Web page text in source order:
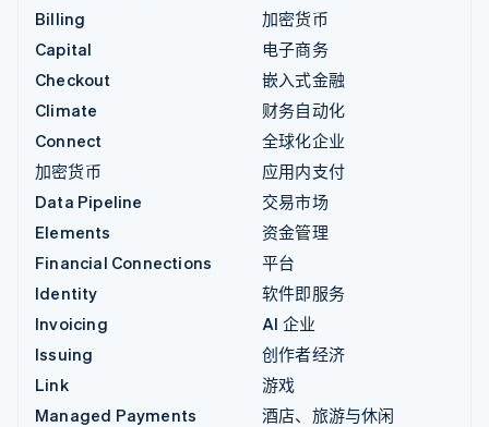
Billing
Capital
Checkout
Climate
Connect
加密货币
Data Pipeline
Elements
Financial Connections
Identity
Invoicing
Issuing
Link
Managed Payments
加密货币
电子商务
嵌入式金融
财务自动化
全球化企业
应用内支付
交易市场
资金管理
平台
软件即服务
AI 企业
创作者经济
游戏
酒店、旅游与休闲